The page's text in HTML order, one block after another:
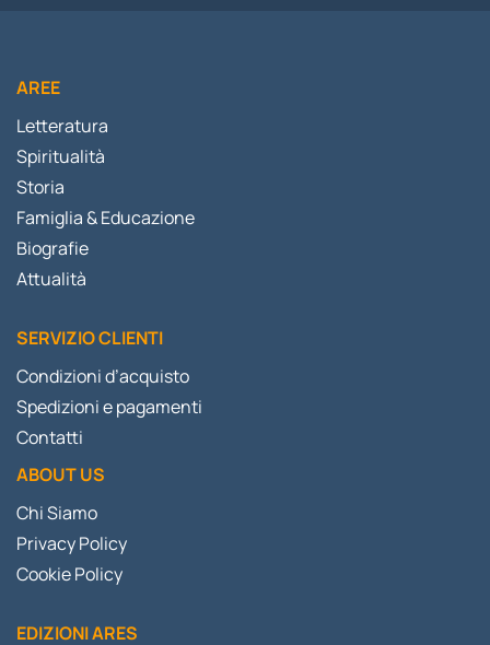
AREE
Letteratura
Spiritualità
Storia
Famiglia & Educazione
Biografie
Attualità
SERVIZIO CLIENTI
Condizioni d’acquisto
Spedizioni e pagamenti
Contatti
ABOUT US
Chi Siamo
Privacy Policy
Cookie Policy
EDIZIONI ARES